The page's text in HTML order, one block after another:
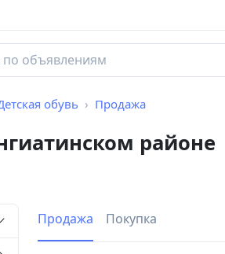
обувь Продажа
районе
Продажа Покупка